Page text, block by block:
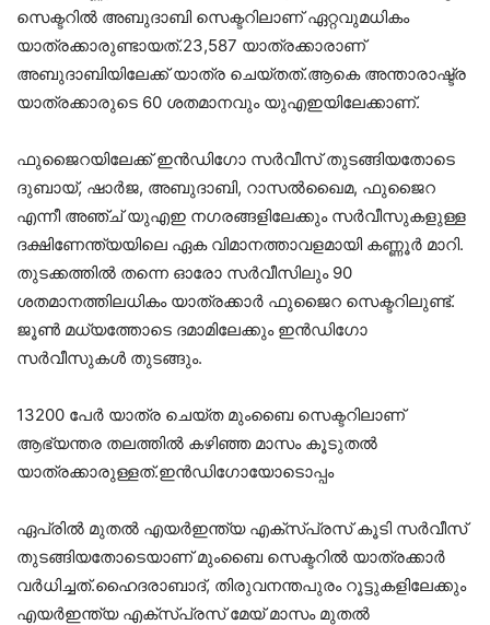
സെക്ടറിൽ അബുദാബി സെക്ടറിലാണ് ഏറ്റവുമധികം
യാത്രക്കാരുണ്ടായത്.23,587 യാത്രക്കാരാണ്
അബുദാബിയിലേക്ക് യാത്ര ചെയ്തത്.ആകെ അന്താരാഷ്ട്ര
യാത്രക്കാരുടെ 60 ശതമാനവും യുഎഇയിലേക്കാണ്.
ഫുജൈറയിലേക്ക് ഇൻഡിഗോ സർവീസ് തുടങ്ങിയതോടെ
ദുബായ്, ഷാർജ, അബുദാബി, റാസൽഖൈമ, ഫുജൈറ
എന്നീ അഞ്ച് യുഎഇ നഗരങ്ങളിലേക്കും സർവീസുകളുള്ള
ദക്ഷിണേന്ത്യയിലെ ഏക വിമാനത്താവളമായി കണ്ണൂർ മാറി.
തുടക്കത്തിൽ തന്നെ ഓരോ സർവീസിലും 90
ശതമാനത്തിലധികം യാത്രക്കാർ ഫുജൈറ സെക്ടറിലുണ്ട്.
ജൂൺ മധ്യത്തോടെ ദമാമിലേക്കും ഇൻഡിഗോ
സർവീസുകൾ തുടങ്ങും.
13200 പേർ യാത്ര ചെയ്ത മുംബൈ സെക്ടറിലാണ്
ആഭ്യന്തര തലത്തിൽ കഴിഞ്ഞ മാസം കൂടുതൽ
യാത്രക്കാരുള്ളത്.ഇൻഡിഗോയോടൊപ്പം
ഏപ്രിൽ മുതൽ എയർഇന്ത്യ എക്സ്പ്രസ് കൂടി സർവീസ്
തുടങ്ങിയതോടെയാണ് മുംബൈ സെക്ടറിൽ യാത്രക്കാർ
വർധിച്ചത്.ഹൈദരാബാദ്, തിരുവനന്തപുരം റൂട്ടുകളിലേക്കും
എയർഇന്ത്യ എക്സ്പ്രസ് മേയ് മാസം മുതൽ